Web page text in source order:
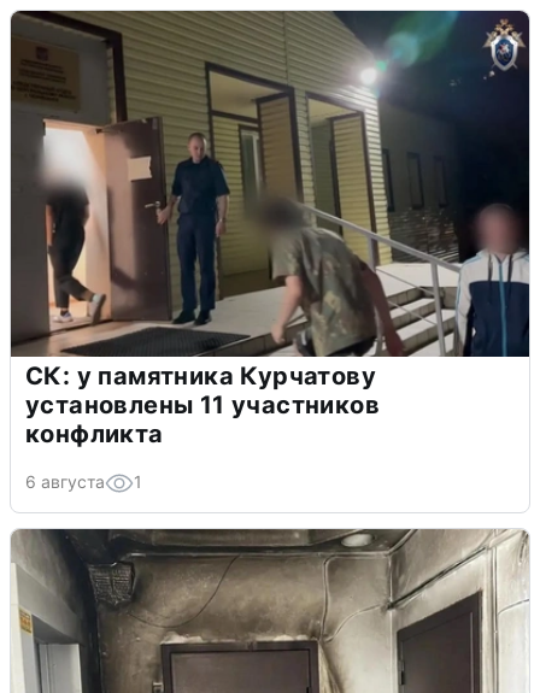
СК: у памятника Курчатову
установлены 11 участников
конфликта
6 августа 1